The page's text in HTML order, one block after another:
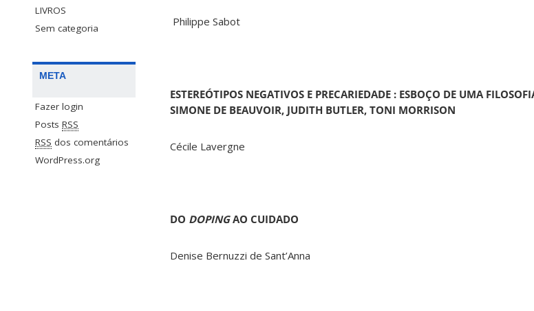
LIVROS
Sem categoria
META
Fazer login
Posts RSS
RSS dos comentários
WordPress.org
Philippe Sabot
ESTEREÓTIPOS NEGATIVOS E PRECARIEDADE : ESBOÇO DE UMA
SIMONE DE BEAUVOIR, JUDITH BUTLER, TONI MORRISON
Cécile Lavergne
DO DOPINGAO CUIDADO
Denise Bernuzzi de Sant’Anna